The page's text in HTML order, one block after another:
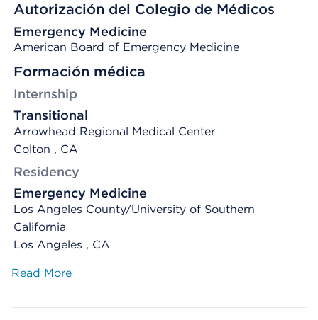
Autorización del Colegio de Médicos
Emergency Medicine
American Board of Emergency Medicine
Formación médica
Internship
Transitional
Arrowhead Regional Medical Center
Colton , CA
Residency
Emergency Medicine
Los Angeles County/University of Southern
California
Los Angeles , CA
Read More